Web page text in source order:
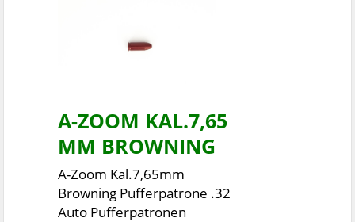
A-ZOOM KAL.7,65
MM BROWNING
A-Zoom Kal.7,65mm
Browning Pufferpatrone .32
Auto Pufferpatronen